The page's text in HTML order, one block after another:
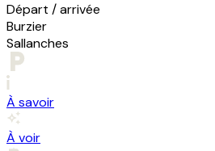
Départ / arrivée
Burzier
Sallanches
À savoir
À voir